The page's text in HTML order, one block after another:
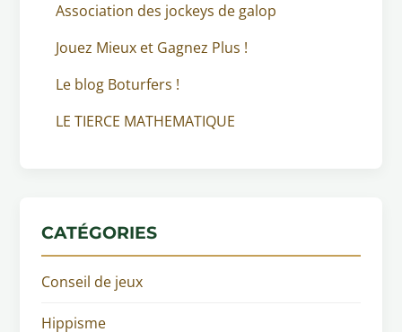
Association des jockeys de galop
Jouez Mieux et Gagnez Plus !
Le blog Boturfers !
LE TIERCE MATHEMATIQUE
CATÉGORIES
Conseil de jeux
Hippisme